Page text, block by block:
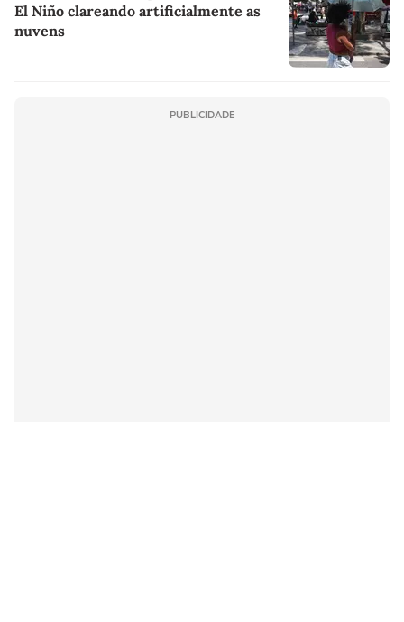
El Niño clareando artificialmente as
nuvens
PUBLICIDADE